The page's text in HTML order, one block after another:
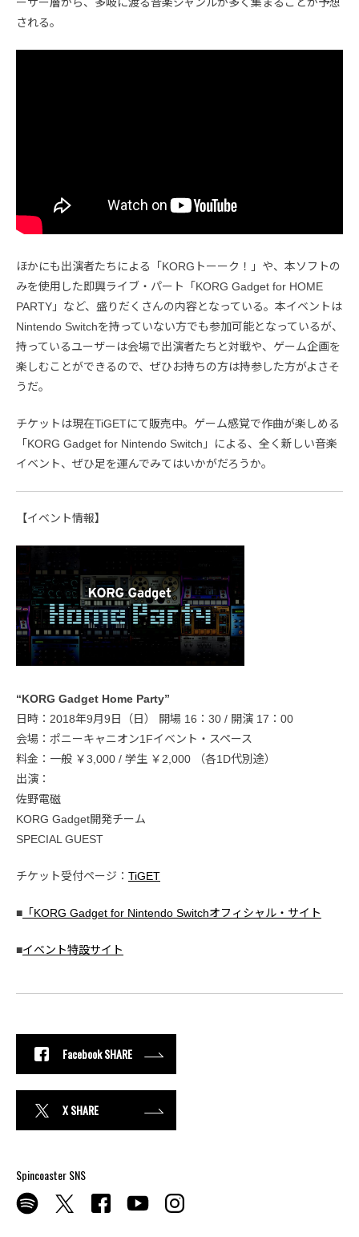
される。
ほかにも出演者たちによる「KORGトーーク！」や、本ソフトの
みを使用した即興ライブ・パート「KORG Gadget for HOME
PARTY」など、盛りだくさんの内容となっている。本イベントは
Nintendo Switchを持っていない方でも参加可能となっているが、
持っているユーザーは会場で出演者たちと対戦や、ゲーム企画を
楽しむことができるので、ぜひお持ちの方は持参した方がよさそ
うだ。
チケットは現在TiGETにて販売中。ゲーム感覚で作曲が楽しめる
「KORG Gadget for Nintendo Switch」による、全く新しい音楽
イベント、ぜひ足を運んでみてはいかがだろうか。
【イベント情報】
“KORG Gadget Home Party”
日時：2018年9月9日（日） 開場 16：30 / 開演 17：00
会場：ポニーキャニオン1Fイベント・スペース
料金：一般 ￥3,000 / 学生 ￥2,000 （各1D代別途）
出演：
佐野電磁
KORG Gadget開発チーム
SPECIAL GUEST
チケット受付ページ： TiGET
■ 「KORG Gadget for Nintendo Switchオフィシャル・サイト
■イベント特設サイト
Facebook SHARE
X SHARE
Spincoaster SNS